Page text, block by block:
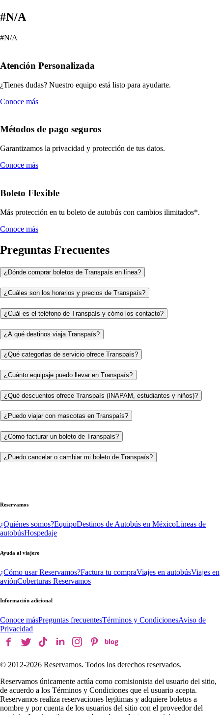
#N/A
#N/A
Atención Personalizada
¿Tienes dudas? Nuestro equipo está listo para ayudarte.
Conoce más
Métodos de pago seguros
Garantizamos la privacidad y protección de tus datos.
Conoce más
Boleto Flexible
Más protección en tu boleto de autobús con cambios ilimitados*.
Conoce más
Preguntas Frecuentes
¿Dónde comprar boletos de Transpaís en línea?
¿Cuáles son los horarios y precios de Transpaís?
¿Cuál es el teléfono de Transpaís y cómo los contacto?
¿A qué destinos viaja Transpaís?
¿Qué categorías de servicio ofrece Transpaís?
¿Cuánto equipaje puedo llevar en Transpaís?
¿Qué descuentos ofrece Transpaís (INAPAM, estudiantes y niños)?
¿Puedo viajar con mascotas en Transpaís?
¿Cómo facturar un boleto de Transpaís?
¿Puedo cancelar o cambiar mi boleto de Transpaís?
Reservamos
¿Quiénes somos?EquipoDestinos de Autobús en MéxicoLíneas de
autobúsHospedaje
Ayuda al viajero
¿Cómo usar Reservamos?Factura tu compraViajes en autobúsViajes en
aviónCoberturas Reservamos
Información adicional
Conoce másPreguntas frecuentesTérminos y CondicionesAviso de
Privacidad
© 2012-2026 Reservamos. Todos los derechos reservados.
Reservamos únicamente actúa como comisionista del usuario del sitio,
de acuerdo a los Términos y Condiciones que el usuario acepta.
Reservamos realiza reservaciones legítimas y adquiere boletos a
nombre y por cuenta de los usuarios del sitio con el proveedor del